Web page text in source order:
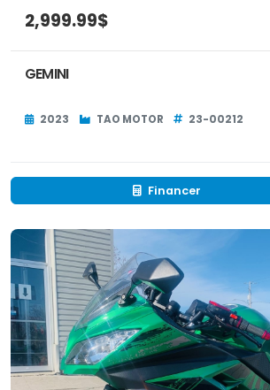
2,999.99$
GEMINI
2023 TAO MOTOR 23-00212
Financer
RÉSERVÉ